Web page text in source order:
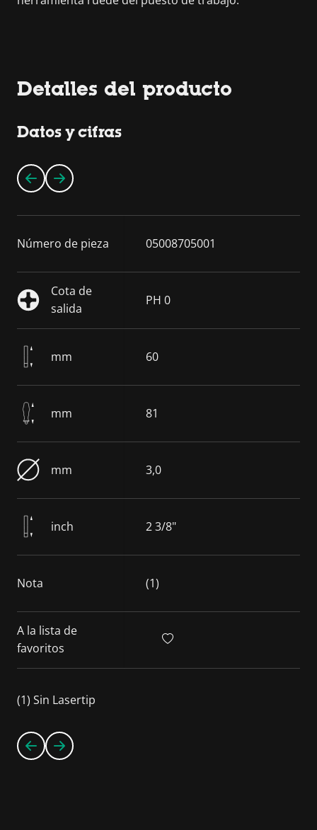
Detalles del producto
Datos y cifras
Número de pieza 05008705001
Cota de
salida
PH 0
mm 60
mm 81
mm 3,0
inch 2 3/8"
Nota (1)
A la lista de
favoritos
(1) Sin Lasertip